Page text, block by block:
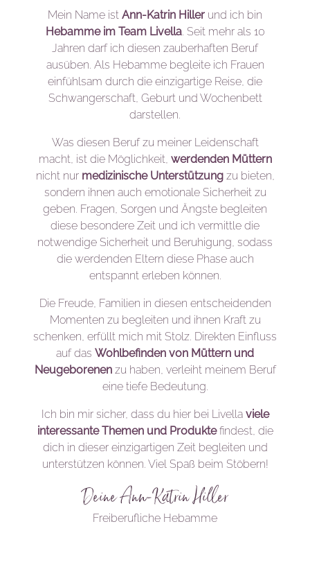
Mein Name ist Ann-Katrin Hiller und ich bin
Hebamme im Team Livella. Seit mehr als 10
Jahren darf ich diesen zauberhaften Beruf
ausüben. Als Hebamme begleite ich Frauen
einfühlsam durch die einzigartige Reise, die
Schwangerschaft, Geburt und Wochenbett
darstellen.
Was diesen Beruf zu meiner Leidenschaft
macht, ist die Möglichkeit, werdenden Müttern
nicht nur medizinische Unterstützungzu bieten,
sondern ihnen auch emotionale Sicherheit zu
geben. Fragen, Sorgen und Ängste begleiten
diese besondere Zeit und ich vermittle die
notwendige Sicherheit und Beruhigung, sodass
die werdenden Eltern diese Phase auch
entspannt erleben können.
Die Freude, Familien in diesen entscheidenden
Momenten zu begleiten und ihnen Kraft zu
schenken, erfüllt mich mit Stolz. Direkten Einfluss
auf das Wohlbefinden von Müttern und
Neugeborenenzu haben, verleiht meinem Beruf
eine tiefe Bedeutung.
Ich bin mir sicher, dass du hier bei Livellaviele
interessante Themen und Produktefindest, die
dich in dieser einzigartigen Zeit begleiten und
unterstützen können. Viel Spaß beim Stöbern!
Deine Ann-Katrin Hiller
Freiberufliche Hebamme